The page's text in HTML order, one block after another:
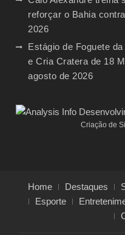
reforçar o Bahia
2026
Estágio de Foguete
e Cria Cratera de 18
agosto de 2026
Criação de
Home Destaques
Esporte